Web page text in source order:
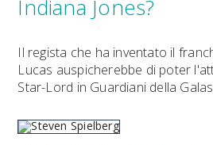
ERIK SOMMERS
Indiana Jones?
Il regista che ha inventato il
Lucas auspicherebbe di poter
Star-Lord in Guardiani della